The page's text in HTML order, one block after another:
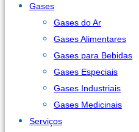
Gases
Gases do Ar
Gases Alimentares
Gases para Bebidas
Gases Especiais
Gases Industriais
Gases Medicinais
Serviços